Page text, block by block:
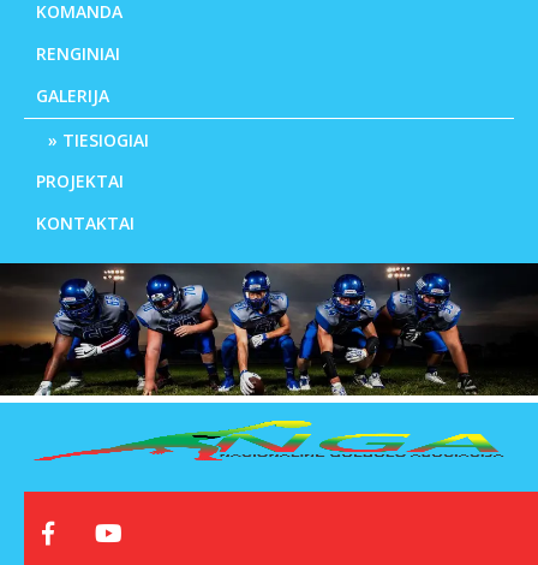
KOMANDA
RENGINIAI
GALERIJA
TIESIOGIAI
PROJEKTAI
KONTAKTAI